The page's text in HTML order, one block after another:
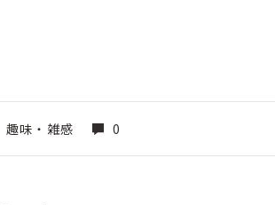
趣味・雑感 0